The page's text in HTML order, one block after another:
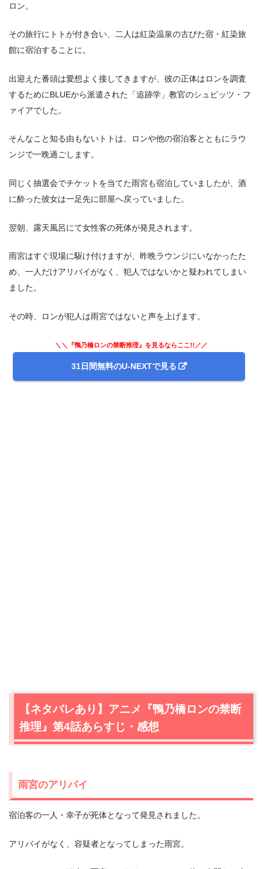
3.アニメ『鴨乃橋ロンの禁断推理』第4話まとめ
ロン。
その旅行にトトが付き合い、二人は紅染温泉の古びた宿・紅染旅
館に宿泊することに。
出迎えた番頭は愛想よく接してきますが、彼の正体はロンを調査
するためにBLUEから派遣された「追跡学」教官のシュピッツ・フ
ァイアでした。
そんなこと知る由もないトトは、ロンや他の宿泊客とともにラウ
ンジで一晩過ごします。
同じく抽選会でチケットを当てた雨宮も宿泊していましたが、酒
に酔った彼女は一足先に部屋へ戻っていました。
翌朝、露天風呂にて女性客の死体が発見されます。
雨宮はすぐ現場に駆け付けますが、昨晩ラウンジにいなかったた
め、一人だけアリバイがなく、犯人ではないかと疑われてしまい
ました。
その時、ロンが犯人は雨宮ではないと声を上げます。
＼＼『鴨乃橋ロンの禁断推理』を見るならここ!!／／
31日間無料のU-NEXTで見る
【ネタバレあり】アニメ『鴨乃橋ロンの禁断
推理』第4話あらすじ・感想
雨宮のアリバイ
宿泊客の一人・幸子が死体となって発見されました。
アリバイがなく、容疑者となってしまった雨宮。